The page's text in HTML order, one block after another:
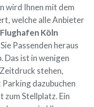
wird Ihnen mit dem
welche alle Anbieter
Köln
Passenden heraus
Das ist in wenigen
stehen,
dazubuchen
zum Stellplatz. Ein